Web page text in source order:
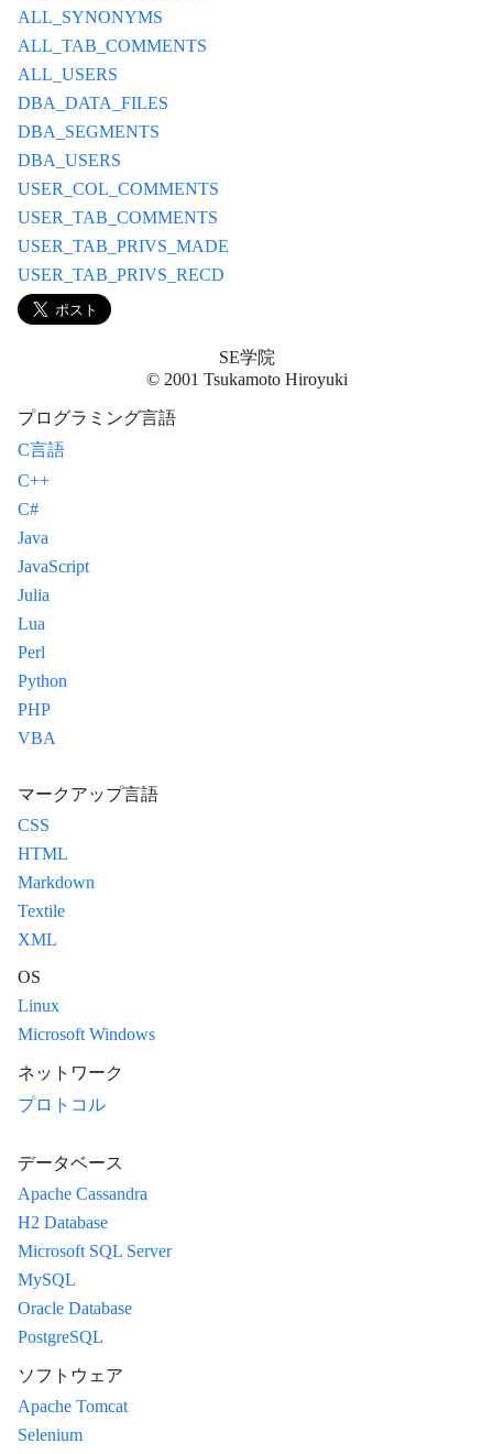
ALL_SYNONYMS
ALL_TAB_COMMENTS
ALL_USERS
DBA_DATA_FILES
DBA_SEGMENTS
DBA_USERS
USER_COL_COMMENTS
USER_TAB_COMMENTS
USER_TAB_PRIVS_MADE
USER_TAB_PRIVS_RECD
SE学院
© 2001 Tsukamoto Hiroyuki
プログラミング言語
C言語
C++
C#
Java
JavaScript
Julia
Lua
Perl
Python
PHP
VBA
マークアップ言語
CSS
HTML
Markdown
Textile
XML
OS
Linux
Microsoft Windows
ネットワーク
プロトコル
データベース
Apache Cassandra
H2 Database
Microsoft SQL Server
MySQL
Oracle Database
PostgreSQL
ソフトウェア
Apache Tomcat
Selenium